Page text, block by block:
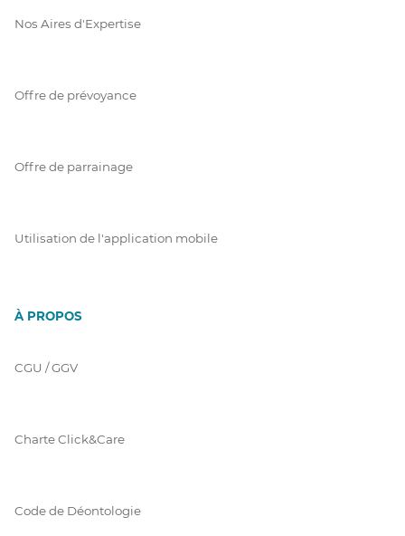
Nos Aires d'Expertise
Offre de prévoyance
Offre de parrainage
Utilisation de l'application mobile
À PROPOS
CGU / GGV
Charte Click&Care
Code de Déontologie